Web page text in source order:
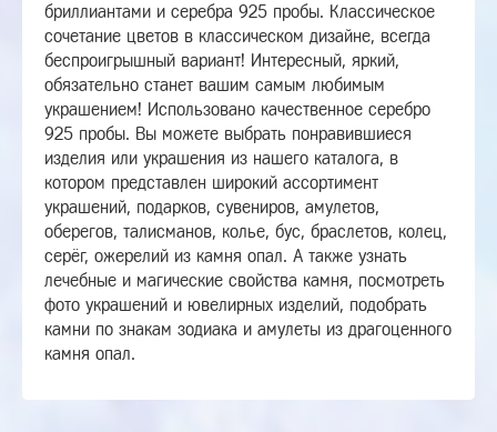
бриллиантами и серебра 925 пробы. Классическое
сочетание цветов в классическом дизайне, всегда
беспроигрышный вариант! Интересный, яркий,
обязательно станет вашим самым любимым
украшением! Использовано качественное серебро
925 пробы. Вы можете выбрать понравившиеся
изделия или украшения из нашего каталога, в
котором представлен широкий ассортимент
украшений, подарков, сувениров, амулетов,
оберегов, талисманов, колье, бус, браслетов, колец,
серёг, ожерелий из камня опал. А также узнать
лечебные и магические свойства камня, посмотреть
фото украшений и ювелирных изделий, подобрать
камни по знакам зодиака и амулеты из драгоценного
камня опал.